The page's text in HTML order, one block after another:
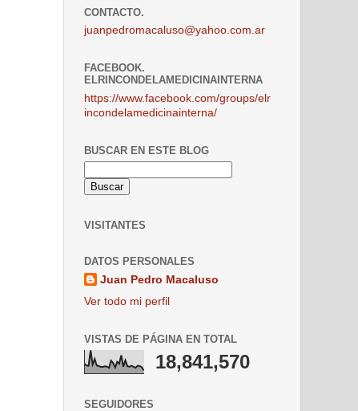
CONTACTO.
juanpedromacaluso@yahoo.com.ar
FACEBOOK.
ELRINCONDELAMEDICINAINTERNA
https://www.facebook.com/groups/elr
incondelamedicinainterna/
BUSCAR EN ESTE BLOG
VISITANTES
DATOS PERSONALES
Juan Pedro Macaluso
Ver todo mi perfil
VISTAS DE PÁGINA EN TOTAL
18,841,570
SEGUIDORES